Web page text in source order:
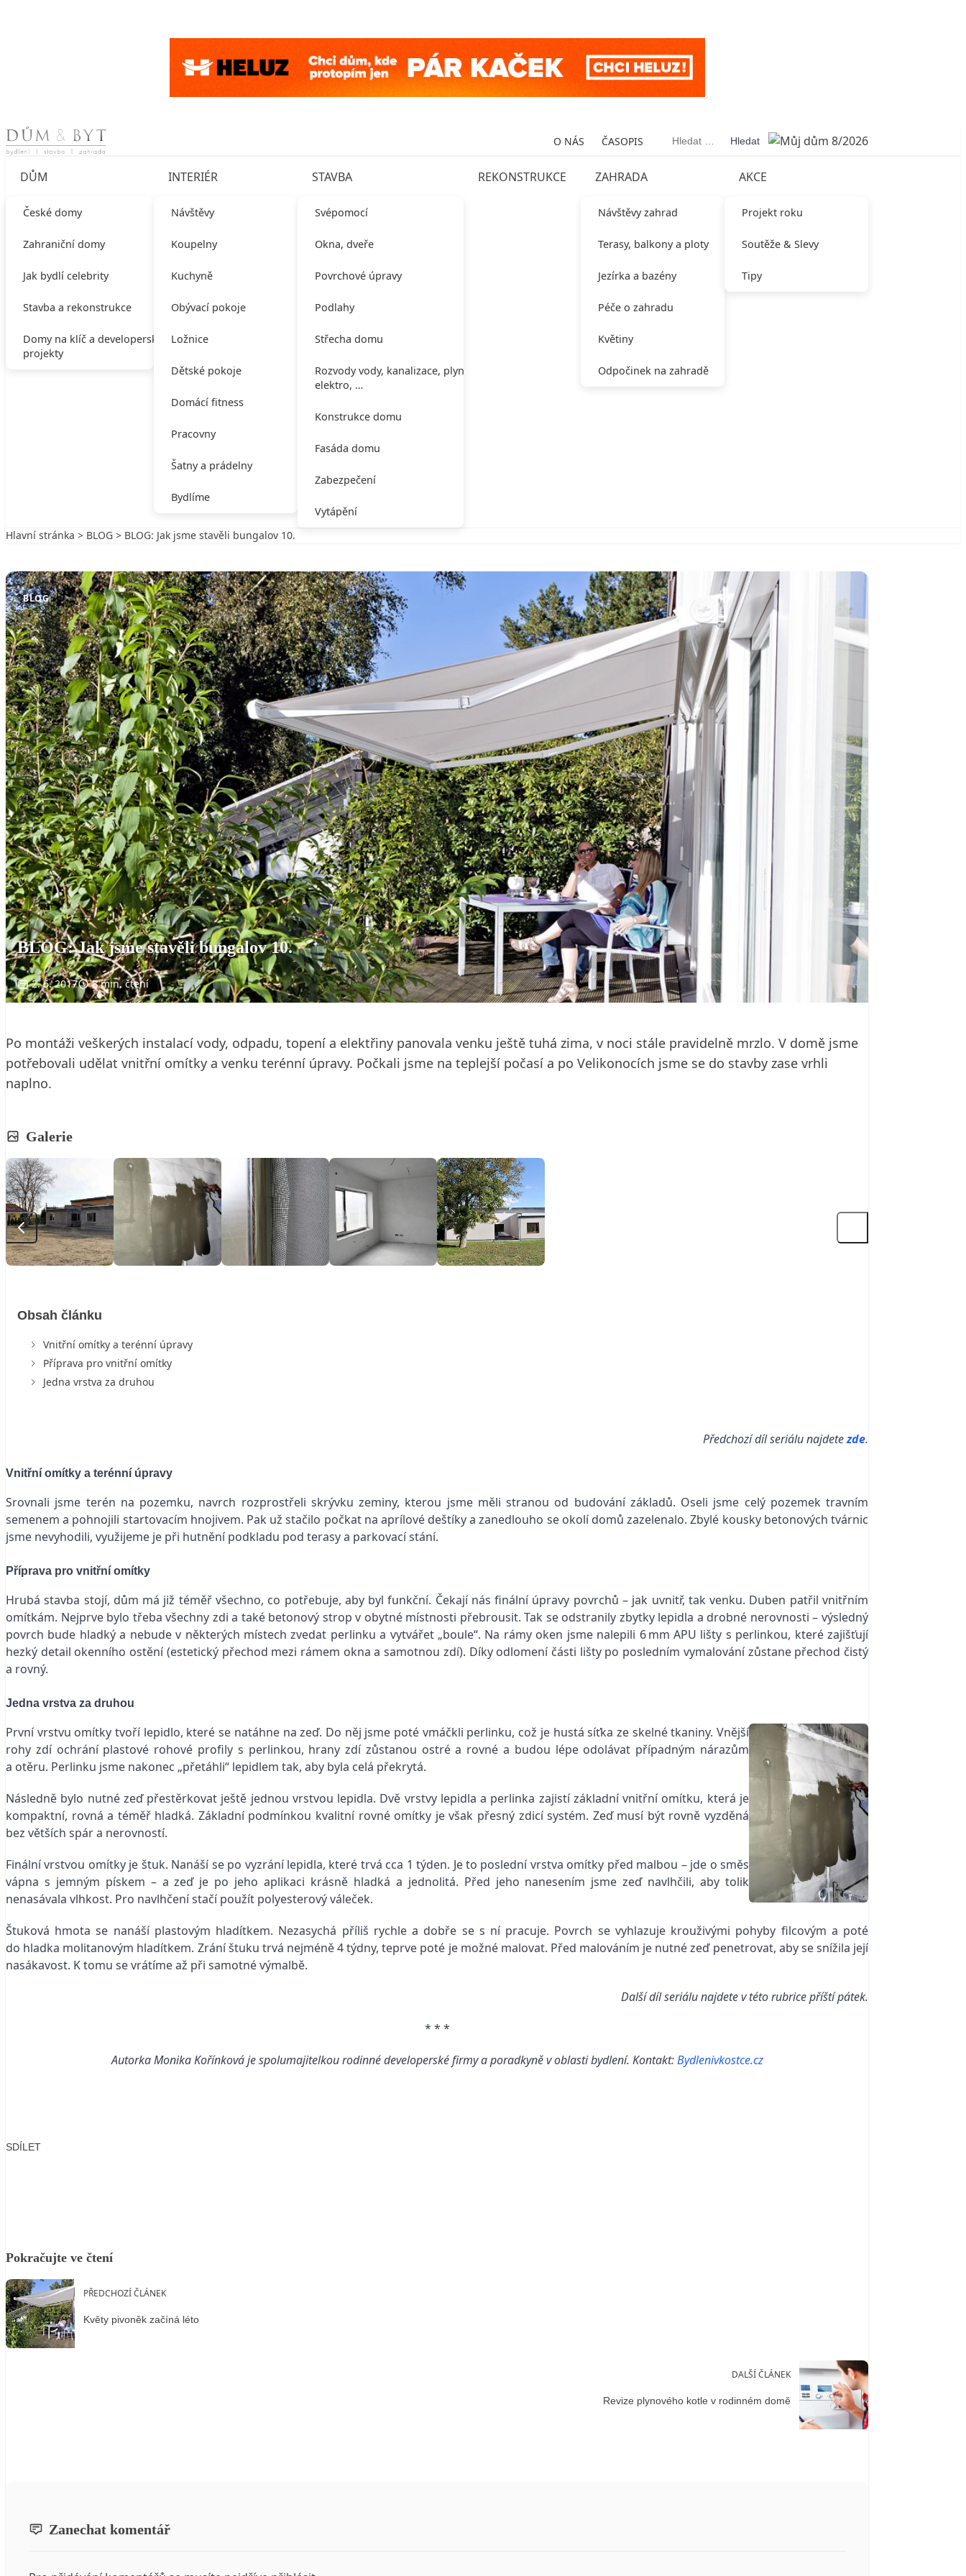
Skip to content O NÁS ČASOPIS Vyhledávání
DŮM
České domy
Zahraniční domy
Jak bydlí celebrity
Stavba a rekonstrukce
Domy na klíč a developerské
projekty
INTERIÉR
Návštěvy
Koupelny
Kuchyně
Obývací pokoje
Ložnice
Dětské pokoje
Domácí fitness
Pracovny
Šatny a prádelny
Bydlíme
STAVBA
Svépomocí
Okna, dveře
Povrchové úpravy
Podlahy
Střecha domu
Rozvody vody, kanalizace, plynu,
elektro, …
Konstrukce domu
Fasáda domu
Zabezpečení
Vytápění
REKONSTRUKCE ZAHRADA
Návštěvy zahrad
Terasy, balkony a ploty
Jezírka a bazény
Péče o zahradu
Květiny
Odpočinek na zahradě
AKCE
Projekt roku
Soutěže & Slevy
Tipy
Hlavní stránka > BLOG > BLOG: Jak jsme stavěli bungalov 10.
BLOG
BLOG: Jak jsme stavěli bungalov 10.
2. 6. 2017 3 min. čtení
Po montáži veškerých instalací vody, odpadu, topení a elektřiny panovala venku ještě tuhá zima, v noci stále pravidelně mrzlo. V domě jsme
potřebovali udělat vnitřní omítky a venku terénní úpravy. Počkali jsme na teplejší počasí a po Velikonocích jsme se do stavby zase vrhli
naplno.
Galerie
Obsah článku
Vnitřní omítky a terénní úpravy
Příprava pro vnitřní omítky
Jedna vrstva za druhou
Předchozí díl seriálu najdetezde.
Vnitřní omítky a terénní úpravy
Srovnali jsme terén na pozemku, navrch rozprostřeli skrývku zeminy, kterou jsme měli stranou od budování základů. Oseli jsme celý pozemek travním
semenem a pohnojili startovacím hnojivem. Pak už stačilo počkat na aprílové deštíky a zanedlouho se okolí domů zazelenalo. Zbylé kousky betonových tvárnic
jsme nevyhodili, využijeme je při hutnění podkladu pod terasy a parkovací stání.
Příprava pro vnitřní omítky
Hrubá stavba stojí, dům má již téměř všechno, co potřebuje, aby byl funkční. Čekají nás finální úpravy povrchů – jak uvnitř, tak venku. Duben patřil vnitřním
omítkám. Nejprve bylo třeba všechny zdi a také betonový strop v obytné místnosti přebrousit. Tak se odstranily zbytky lepidla a drobné nerovnosti – výsledný
povrch bude hladký a nebude v některých místech zvedat perlinku a vytvářet „boule“. Na rámy oken jsme nalepili 6 mm APU lišty s perlinkou, které zajišťují
hezký detail okenního ostění (estetický přechod mezi rámem okna a samotnou zdí). Díky odlomení části lišty po posledním vymalování zůstane přechod čistý
a rovný.
Jedna vrstva za druhou
První vrstvu omítky tvoří lepidlo, které se natáhne na zeď. Do něj jsme poté vmáčkli perlinku, což je hustá síťka ze skelné tkaniny. Vnější
rohy zdí ochrání plastové rohové profily s perlinkou, hrany zdí zůstanou ostré a rovné a budou lépe odolávat případným nárazům
a otěru. Perlinku jsme nakonec „přetáhli“ lepidlem tak, aby byla celá překrytá.
Následně bylo nutné zeď přestěrkovat ještě jednou vrstvou lepidla. Dvě vrstvy lepidla a perlinka zajistí základní vnitřní omítku, která je
kompaktní, rovná a téměř hladká. Základní podmínkou kvalitní rovné omítky je však přesný zdicí systém. Zeď musí být rovně vyzděná
bez větších spár a nerovností.
Finální vrstvou omítky je štuk. Nanáší se po vyzrání lepidla, které trvá cca 1 týden. Je to poslední vrstva omítky před malbou – jde o směs
vápna s jemným pískem – a zeď je po jeho aplikaci krásně hladká a jednolitá. Před jeho nanesením jsme zeď navlhčili, aby tolik
nenasávala vlhkost. Pro navlhčení stačí použít polyesterový váleček.
Štuková hmota se nanáší plastovým hladítkem. Nezasychá příliš rychle a dobře se s ní pracuje. Povrch se vyhlazuje krouživými pohyby filcovým a poté
do hladka molitanovým hladítkem. Zrání štuku trvá nejméně 4 týdny, teprve poté je možné malovat. Před malováním je nutné zeď penetrovat, aby se snížila její
nasákavost. K tomu se vrátíme až při samotné výmalbě.
Další díl seriálu najdete v této rubrice příští pátek.
* * *
Autorka Monika Kořínková je spolumajitelkou rodinné developerské firmy a poradkyně v oblasti bydlení. Kontakt:Bydlenivkostce.cz
SDÍLET
Pokračujte ve čtení
PŘEDCHOZÍ ČLÁNEK
Květy pivoněk začíná léto
DALŠÍ ČLÁNEK
Revize plynového kotle v rodinném domě
Zanechat komentář